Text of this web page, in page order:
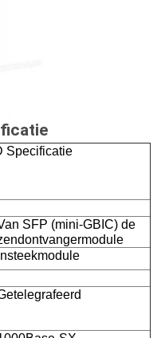
Specificatie
SFP (mini-GBIC) de
Insteekmodule